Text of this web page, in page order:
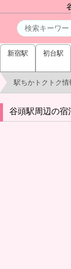
新宿駅 初台駅
駅ちかトクトク情
谷頭駅周辺の宿